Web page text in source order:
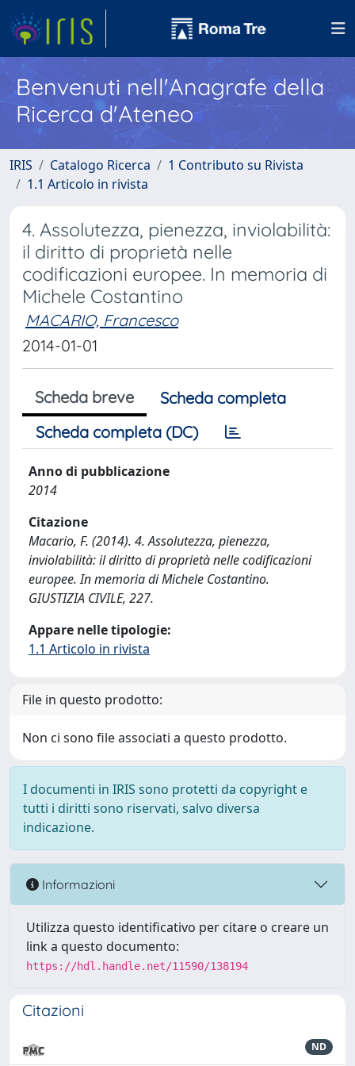
Benvenuti nell'Anagrafe della
Ricerca d'Ateneo
IRIS Catalogo Ricerca
1 Contributo su Rivista
1.1 Articolo in rivista
4. Assolutezza, pienezza, inviolabilità:
il diritto di proprietà nelle
codificazioni europee. In memoria di
Michele Costantino
MACARIO, Francesco
2014-01-01
Scheda breve
Scheda completa
Scheda completa (DC)
Anno di pubblicazione
2014
Citazione
Macario, F. (2014). 4. Assolutezza, pienezza,
inviolabilità: il diritto di proprietà nelle codificazioni
europee. In memoria di Michele Costantino.
GIUSTIZIA CIVILE, 227.
Appare nelle tipologie:
1.1 Articolo in rivista
File in questo prodotto:
Non ci sono file associati a questo prodotto.
I documenti in IRIS sono protetti da copyright e
tutti i diritti sono riservati, salvo diversa
indicazione.
Informazioni
Utilizza questo identificativo per citare o creare un
link a questo documento:
https://hdl.handle.net/11590/138194
Citazioni
ND